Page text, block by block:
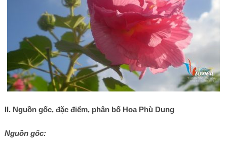
II. Nguồn gốc, đặc điểm, phân bố Hoa Phù Dung
Nguồn gốc: